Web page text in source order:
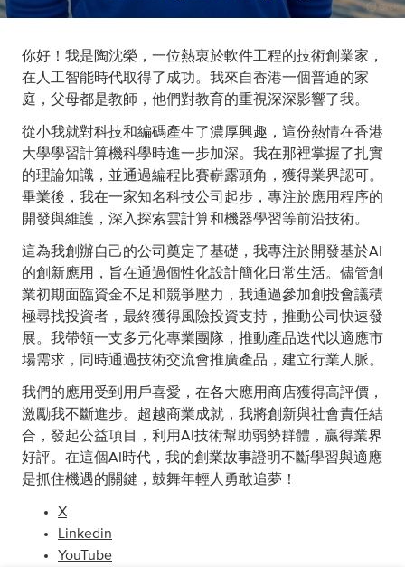
你好！我是陶沈榮，一位熱衷於軟件工程的技術創業家，
在人工智能時代取得了成功。我來自香港一個普通的家
庭，父母都是教師，他們對教育的重視深深影響了我。
從小我就對科技和編碼產生了濃厚興趣，這份熱情在香港
大學學習計算機科學時進一步加深。我在那裡掌握了扎實
的理論知識，並通過編程比賽嶄露頭角，獲得業界認可。
畢業後，我在一家知名科技公司起步，專注於應用程序的
開發與維護，深入探索雲計算和機器學習等前沿技術。
這為我創辦自己的公司奠定了基礎，我專注於開發基於AI
的創新應用，旨在通過個性化設計簡化日常生活。儘管創
業初期面臨資金不足和競爭壓力，我通過參加創投會議積
極尋找投資者，最終獲得風險投資支持，推動公司快速發
展。我帶領一支多元化專業團隊，推動產品迭代以適應市
場需求，同時通過技術交流會推廣產品，建立行業人脈。
我們的應用受到用戶喜愛，在各大應用商店獲得高評價，
激勵我不斷進步。超越商業成就，我將創新與社會責任結
合，發起公益項目，利用AI技術幫助弱勢群體，贏得業界
好評。在這個AI時代，我的創業故事證明不斷學習與適應
是抓住機遇的關鍵，鼓舞年輕人勇敢追夢！
X
Linkedin
YouTube